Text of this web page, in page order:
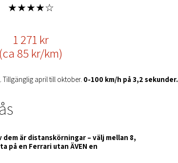
★★★★☆
1 271 kr
(ca 85 kr/km)
Tillgänglig april till oktober. 0-100 km/h på 3,2 sekunder.
är distanskörningar – välj mellan 8,
på en Ferrari utan ÄVEN en